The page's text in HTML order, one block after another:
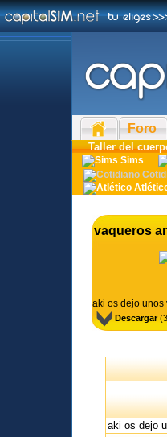
Foro
Taller del
Sims
vaqueros
aki os dejo unos
Descargar
aki os dejo